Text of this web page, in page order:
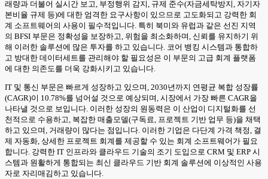
래량과 더불어 실시간 보고, 부정행위 감지, 규제 준수(자금세탁방지, 자기자
본비율 규제 등)에 대한 엄격한 요구사항이 있으므로 고도화되고 강력한 회
계 소프트웨어의 사용이 필수적입니다. 특히 북미와 유럽과 같은 선진 지역
의 BFSI 부문은 정확성을 보장하고, 위험을 최소화하며, 신뢰를 유지하기 위
해 이러한 솔루션에 많은 투자를 하고 있습니다. 코어 뱅킹 시스템과 통합하
고 방대한 데이터세트를 관리해야 할 필요성은 이 부문의 고급 회계 플랫폼
에 대한 의존도를 더욱 강화시키고 있습니다.
IT 및 통신 부문은 빠르게 성장하고 있으며, 2030년까지 연평균 복합 성장률
(CAGR)이 10.78%를 넘어설 것으로 예상되며, 시장에서 가장 빠른 CAGR을
나타낼 것으로 보입니다. 이러한 성장의 원동력은 이 산업이 디지털화를 선
천적으로 수용하고, 복잡한 매출모델(구독료, 프로젝트 기반 업무 등)을 채택
하고 있으며, 거래량이 많다는 점입니다. 이러한 기업은 다단계 가격 책정, 결
제 자동화, 상세한 프로젝트 회계를 제공할 수 있는 회계 소프트웨어가 필요
합니다. 강력한 IT 인프라와 클라우드 기술의 조기 도입으로 CRM 및 ERP 시
스템과 원활하게 통합되는 최신 클라우드 기반 회계 솔루션에 이상적인 사용
자로 자리매김하고 있습니다.